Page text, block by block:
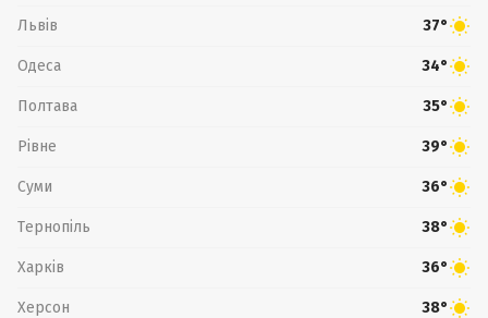
Львів 37°
Одеса 34°
Полтава 35°
Рівне 39°
Суми 36°
Тернопіль 38°
Харків 36°
Херсон 38°